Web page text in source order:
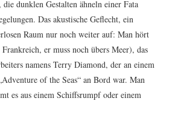
dunklen Gestalten ähneln einer Fata
Das akustische Geflecht, ein
Raum nur noch weiter auf: Man hört
er muss noch übers Meer), das
namens Terry Diamond, der an einem
of the Seas“ an Bord war. Man
es aus einem Schiffsrumpf oder einem